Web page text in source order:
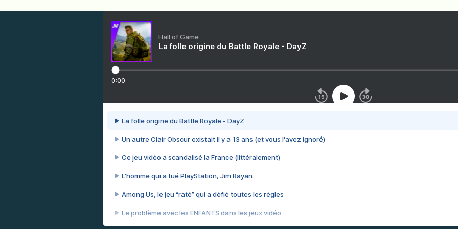
Hall of Game
La folle origine du Battle Royale - DayZ
0:00
La folle origine du Battle Royale - DayZ
Un autre Clair Obscur existait il y a 13 ans (et vous l'avez ignoré)
Ce jeu vidéo a scandalisé la France (littéralement)
L’homme qui a tué PlayStation, Jim Rayan
Among Us, le jeu “raté” qui a défié toutes les règles
Le problème avec les ENFANTS dans les jeux vidéo